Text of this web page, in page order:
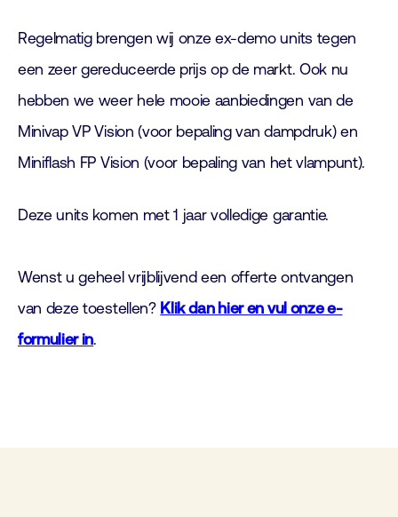
Regelmatig brengen wij onze ex-demo units tegen
een zeer gereduceerde prijs op de markt. Ook nu
hebben we weer hele mooie aanbiedingen van de
Minivap VP Vision (voor bepaling van dampdruk) en
Miniflash FP Vision (voor bepaling van het vlampunt).
Deze units komen met 1 jaar volledige garantie.
Wenst u geheel vrijblijvend een offerte ontvangen
van deze toestellen? Klik dan hier en vul onze e-
formulier in.